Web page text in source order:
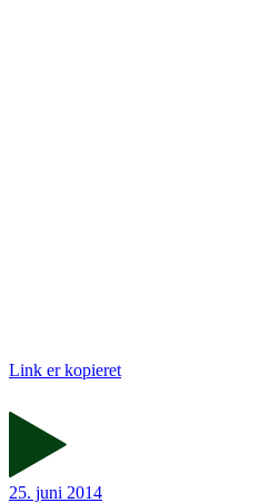
Link er kopieret
25. juni 2014